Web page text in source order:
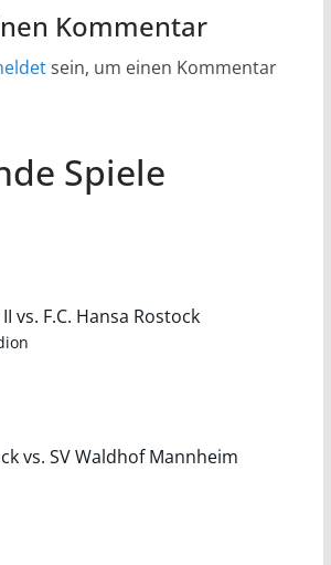
Kommentar
sein, um einen Kommentar
Spiele
vs. F.C. Hansa Rostock
vs. SV Waldhof Mannheim